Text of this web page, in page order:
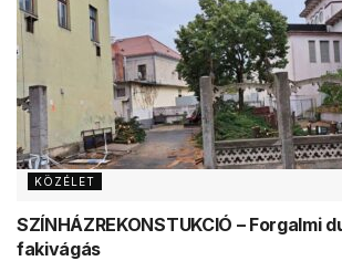
KÖZÉLET
SZÍNHÁZREKONSTUKCIÓ – Forgalmi
fakivágás